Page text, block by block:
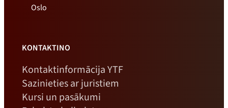
Oslo
KONTAKTINO
Kontaktinformācija YTF
Sazinieties ar juristiem
Kursi un pasākumi